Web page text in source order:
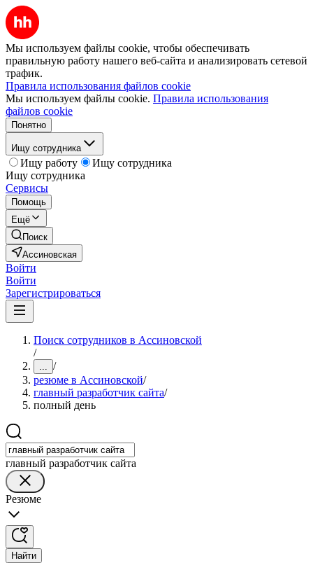
Мы используем файлы cookie, чтобы обеспечивать
правильную работу нашего веб-сайта и анализировать сетевой
трафик.
Правила использования файлов cookie
Мы используем файлы cookie. Правила использования
файлов cookie
Понятно
Ищу сотрудника
Ищу работу
Ищу сотрудника
Ищу сотрудника
Сервисы
Помощь
Ещё
Поиск
Ассиновская
Войти
Войти
Зарегистрироваться
Поиск сотрудников в Ассиновской
/
... /
резюме в Ассиновской/
главный разработчик сайта/
полный день
главный разработчик сайта
Резюме
Найти